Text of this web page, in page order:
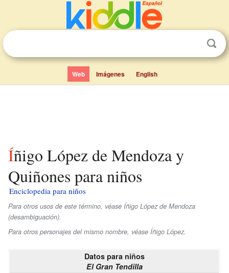
Web Imágenes English
Íñigo López de Mendoza y
Quiñones para niños
Enciclopedia para niños
Para otros usos de este término, véase Íñigo López de Mendoza
(desambiguación).
Para otros personajes del mismo nombre, véase Íñigo López.
Datos para niños
El Gran Tendilla